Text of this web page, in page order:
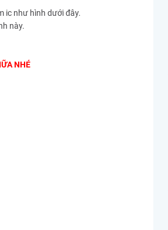
ic như hình dưới đây.
này.
NHÉ